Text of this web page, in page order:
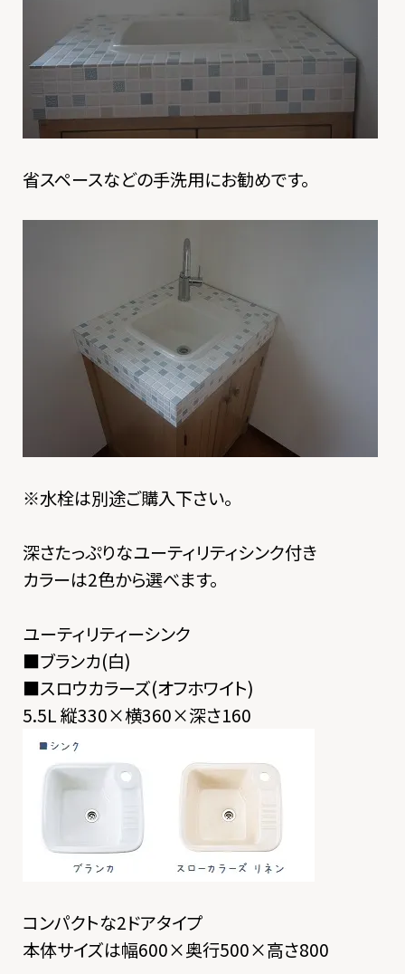
省スペースなどの手洗用にお勧めです。
※水栓は別途ご購入下さい。
深さたっぷりなユーティリティシンク付き
カラーは2色から選べます。
ユーティリティーシンク
■ブランカ(白)
■スロウカラーズ(オフホワイト)
5.5L 縦330×横360×深さ160
コンパクトな2ドアタイプ
本体サイズは幅600×奥行500×高さ800